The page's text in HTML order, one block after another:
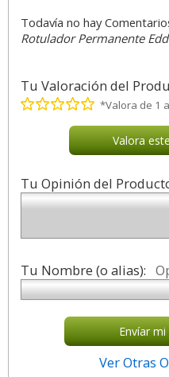
Todavía no hay
Rotulador Permanente
Tu Valoración del
*Valora de 1
Valora
Tu Opinión del
Tu Nombre (o alias):
Envíar
Ver Otras